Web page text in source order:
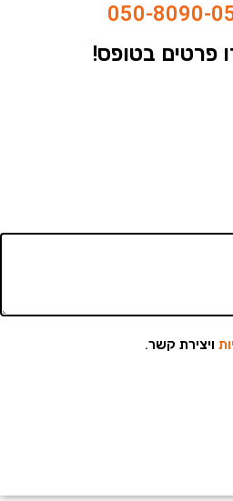
050-8090-
פרטים בטופס!
ויצירת קשר.